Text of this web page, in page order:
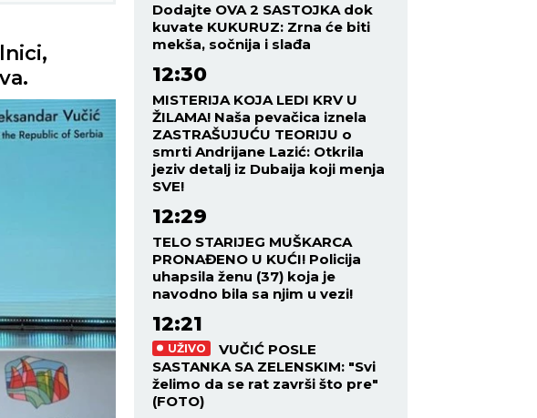
Dodajte OVA 2 SASTOJKA dok
kuvate KUKURUZ: Zrna će biti
mekša, sočnija i slađa
12:30
MISTERIJA KOJA LEDI KRV U
ŽILAMA! Naša pevačica iznela
ZASTRAŠUJUĆU TEORIJU o
smrti Andrijane Lazić: Otkrila
jeziv detalj iz Dubaija koji menja
SVE!
12:29
TELO STARIJEG MUŠKARCA
PRONAĐENO U KUĆI! Policija
uhapsila ženu (37) koja je
navodno bila sa njim u vezi!
12:21
UŽIVO
VUČIĆ POSLE
SASTANKA SA ZELENSKIM: "Svi
želimo da se rat završi što pre"
(FOTO)